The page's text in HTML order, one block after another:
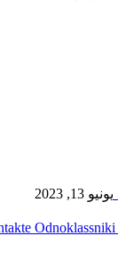
يونيو 13, 2023
Odnoklassniki